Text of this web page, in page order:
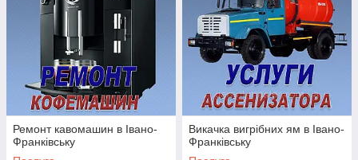
Виконання робіт
Перевірка та гарантія
📌 У більшості випадків роботи виконуютьсяв день
звернення
💡 Чому обирають нас
🚚 Швидкий виїзд в Івано-Франківську
🛠 Досвідчені майстри
Ремонт кавомашин в Івано-
Франківську
Викачка вигрібних ям в Івано-
Франківську